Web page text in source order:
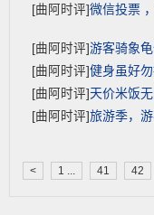
[曲阿时评]微信投票
[曲阿时评]游客骑象
[曲阿时评]健身虽好
[曲阿时评] 天价米饭
[曲阿时评]旅游季，
< 1 ... 41 42